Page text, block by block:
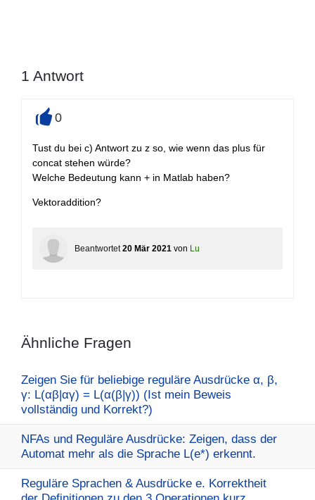
1 Antwort
0
Tust du bei c) Antwort zu z so, wie wenn das plus für
concat stehen würde?
Welche Bedeutung kann + in Matlab haben?
Vektoraddition?
Beantwortet 20 Mär 2021 von Lu
Ähnliche Fragen
Zeigen Sie für beliebige reguläre Ausdrücke α, β,
γ: L(αβ|αγ) = L(α(β|γ)) (Ist mein Beweis
vollständig und Korrekt?)
NFAs und Reguläre Ausdrücke: Zeigen, dass der
Automat mehr als die Sprache L(e*) erkennt.
Reguläre Sprachen & Ausdrücke e. Korrektheit